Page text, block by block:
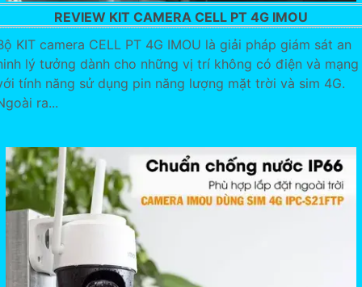
REVIEW KIT CAMERA CELL PT 4G IMOU
KIT camera CELL PT 4G IMOU là giải pháp giám sát an
lý tưởng dành cho những vị trí không có điện và mạng
tính năng sử dụng pin năng lượng mặt trời và sim 4G.
ra...